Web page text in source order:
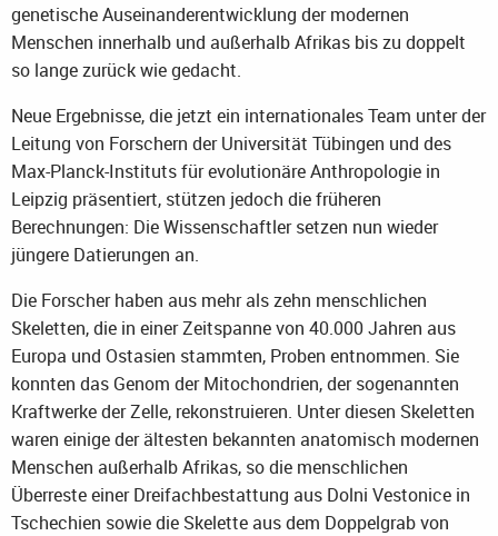
genetische Auseinanderentwicklung der modernen
Menschen innerhalb und außerhalb Afrikas bis zu doppelt
so lange zurück wie gedacht.
Neue Ergebnisse, die jetzt ein internationales Team unter der
Leitung von Forschern der Universität Tübingen und des
Max-Planck-Instituts für evolutionäre Anthropologie in
Leipzig präsentiert, stützen jedoch die früheren
Berechnungen: Die Wissenschaftler setzen nun wieder
jüngere Datierungen an.
Die Forscher haben aus mehr als zehn menschlichen
Skeletten, die in einer Zeitspanne von 40.000 Jahren aus
Europa und Ostasien stammten, Proben entnommen. Sie
konnten das Genom der Mitochondrien, der sogenannten
Kraftwerke der Zelle, rekonstruieren. Unter diesen Skeletten
waren einige der ältesten bekannten anatomisch modernen
Menschen außerhalb Afrikas, so die menschlichen
Überreste einer Dreifachbestattung aus Dolni Vestonice in
Tschechien sowie die Skelette aus dem Doppelgrab von